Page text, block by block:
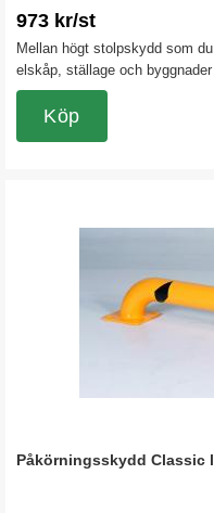
973 kr/st
Mellan högt stolpskydd som
elskåp, ställage och
stolpskyddet kan du också
Köp
Påkörningsskydd Classic